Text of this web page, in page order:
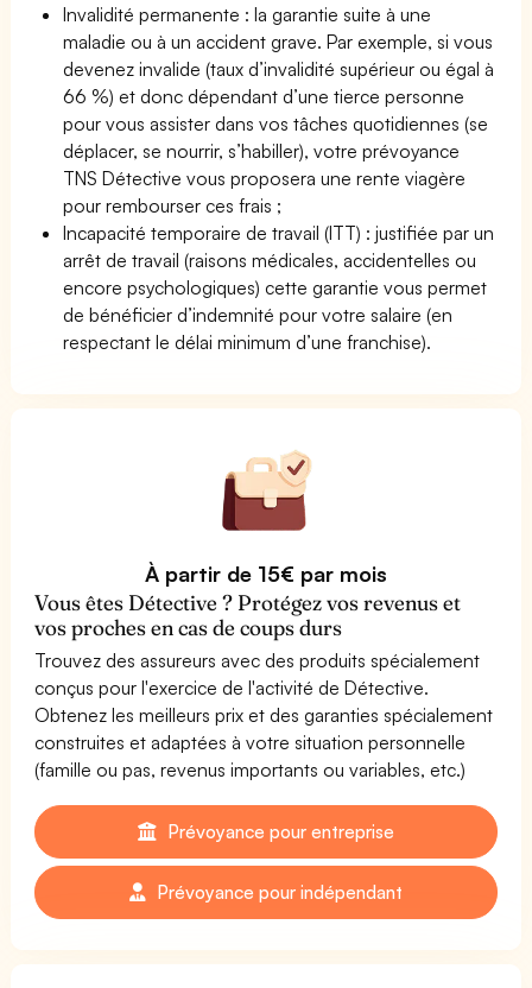
Invalidité permanente : la garantie suite à une
maladie ou à un accident grave. Par exemple, si vous
devenez invalide (taux d’invalidité supérieur ou égal à
66 %) et donc dépendant d’une tierce personne
pour vous assister dans vos tâches quotidiennes (se
déplacer, se nourrir, s’habiller), votre prévoyance
TNS Détective vous proposera une rente viagère
pour rembourser ces frais ;
Incapacité temporaire de travail (ITT) : justifiée par un
arrêt de travail (raisons médicales, accidentelles ou
encore psychologiques) cette garantie vous permet
de bénéficier d’indemnité pour votre salaire (en
respectant le délai minimum d’une franchise).
À partir de 15€ par mois
Vous êtes Détective ? Protégez vos revenus et
vos proches en cas de coups durs
Trouvez des assureurs avec des produits spécialement
conçus pour l'exercice de l'activité de Détective.
Obtenez les meilleurs prix et des garanties spécialement
construites et adaptées à votre situation personnelle
(famille ou pas, revenus importants ou variables, etc.)
Prévoyance pour entreprise
Prévoyance pour indépendant